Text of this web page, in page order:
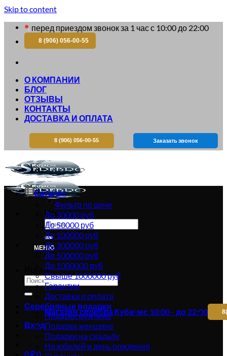
Skip to content
перед приездом звонок за 1 час с 10:00 до 22:00
8 (906) 056-00-55
О КОМПАНИИ
БЛОГ
ОТЗЫВЫ
КОНТАКТЫ
ДОСТАВКА И ОПЛАТА
8 (906) 056-00-55 Заказать звонок
Искать:
МЕНЮ
Искать:
Магазин серебра Кубачис 10:00 - до 22:00
Вход
0₽0
Каталог
Фильтр по цене
До 30000 руб
До 50000 руб
До 100000 руб
До 300000 руб
До 500000 руб
До 1000000 руб
Свыше 1000000 руб
Гарантии
Доставка и оплата
Серебряные подарки
Подарки мужчине
Подарки женщине
Подарки на свадьбу
На юбилей и день рождения